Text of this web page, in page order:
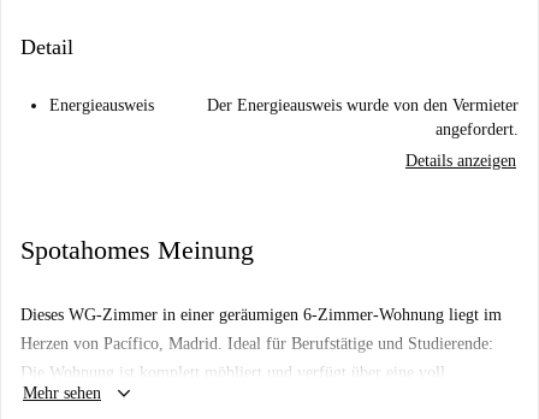
Detail
Energieausweis
Der Energieausweis wurde von den Vermieter
angefordert.
Details anzeigen
Spotahomes Meinung
Dieses WG-Zimmer in einer geräumigen 6-Zimmer-Wohnung liegt im
Herzen von Pacífico, Madrid. Ideal für Berufstätige und Studierende:
Die Wohnung ist komplett möbliert und verfügt über eine voll
ausgestattete Küche sowie eine eigene Waschmaschine. Zwar gibt es
Mehr sehen keyboard_arrow_down